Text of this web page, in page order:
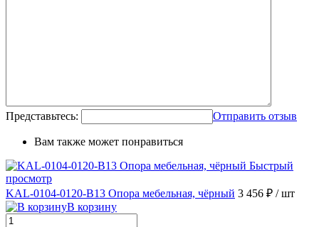
Представьтесь: Отправить отзыв
Вам также может понравиться
Быстрый
просмотр
KAL-0104-0120-B13 Опора мебельная, чёрный 3 456 ₽ / шт
В корзину